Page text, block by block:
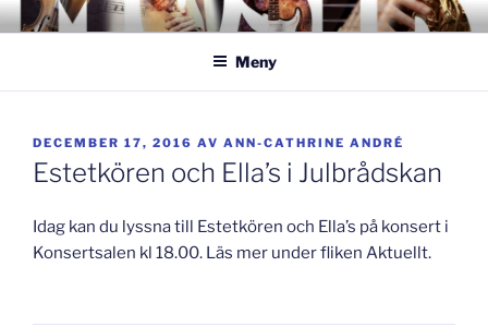
Hoppa
till
GISLAVEDMUSIKESTET
– här formas framtiden!
Meny
PUBLICERAT
DECEMBER 17, 2016 AV ANN-CATHRINE ANDRÉ
Estetkören och Ella’s i Julbrådskan
Idag kan du lyssna till Estetkören och Ella’s på konsert i
Konsertsalen kl 18.00. Läs mer under fliken Aktuellt.